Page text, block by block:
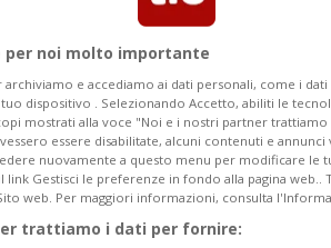
per noi molto importante
archiviamo e accediamo ai dati personali, come i dati
dispositivo . Selezionando Accetto, abiliti le
mostrati alla voce "Noi e i nostri partner trattiamo
essere disabilitate, alcuni contenuti e
nuovamente a questo menu per modificare le
link Gestisci le preferenze in fondo alla pagina web..
web. Per maggiori informazioni, consulta
trattiamo i dati per fornire: